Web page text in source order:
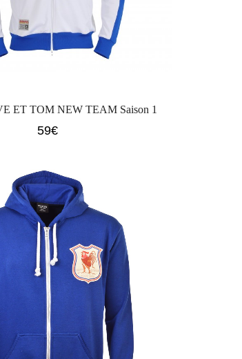
ET TOM NEW TEAM Saison 1
59€